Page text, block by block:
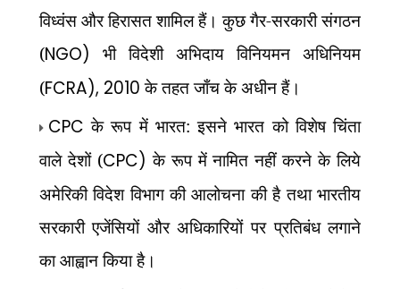
विध्वंस और हिरासत शामिल हैं। कुछ गैर-सरकारी संगठन
(NGO) भी विदेशी अभिदाय विनियमन अधिनियम
(FCRA), 2010 के तहत जाँच के अधीन हैं।
CPCके रूप में भारत: इसने भारत को विशेष चिंता
वाले देशों (CPC)के रूप में नामित नहीं करने के लिये
अमेरिकी विदेश विभाग की आलोचना की है तथा भारतीय
सरकारी एजेंसियों और अधिकारियों पर प्रतिबंध लगाने
का आह्वान किया है।